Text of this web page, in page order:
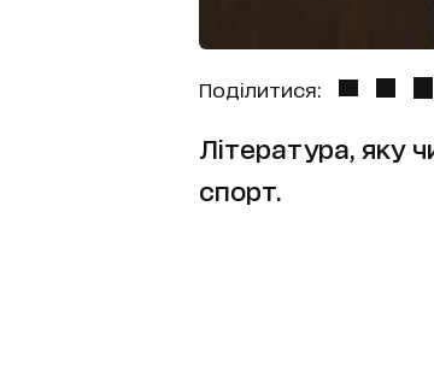
Поділитися:
Література, яку
спорт.